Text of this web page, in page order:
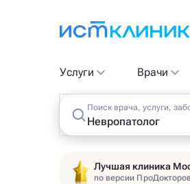
Услуги Врачи
Поиск врача, услуги,
Лучшая клиника
по версии ПроДокторов